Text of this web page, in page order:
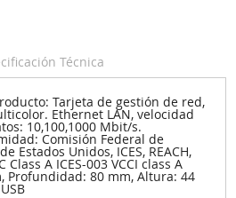
Técnica
Tarjeta de gestión de red,
Ethernet LAN, velocidad
10,100,1000 Mbit/s.
Comisión Federal de
Estados Unidos, ICES, REACH,
Class A ICES-003 VCCI class A
Profundidad: 80 mm, Altura: 44